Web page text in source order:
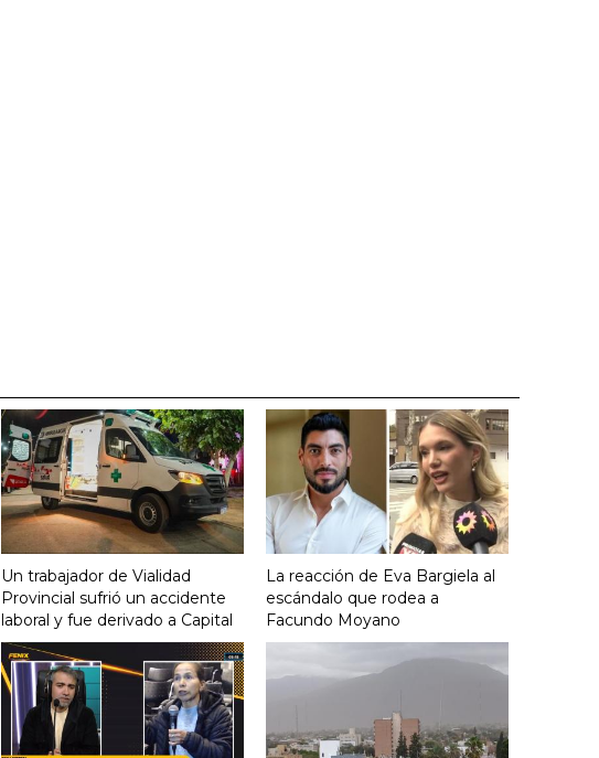
Un trabajador de Vialidad
Provincial sufrió un accidente
laboral y fue derivado a Capital
La reacción de Eva Bargiela al
escándalo que rodea a
Facundo Moyano